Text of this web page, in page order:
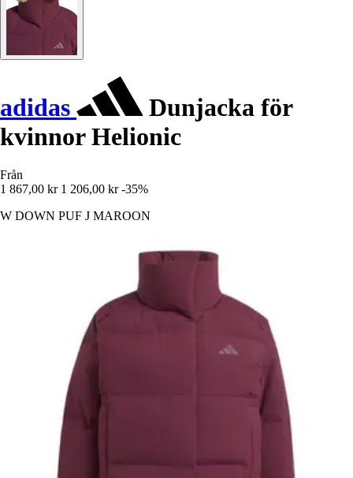
adidas
Dunjacka för
kvinnor Helionic
Från
1 867,00 kr 1 206,00 kr -35%
W DOWN PUF J MAROON